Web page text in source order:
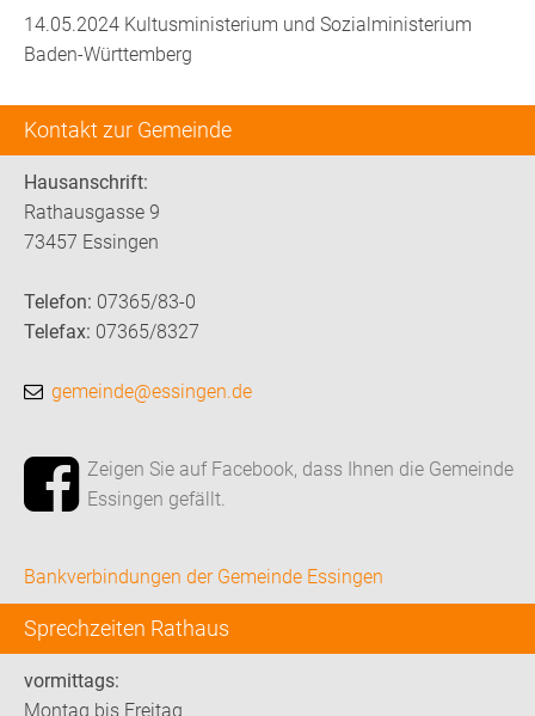
Kontakt zur Gemeinde
Hausanschrift:
Rathausgasse 9
73457 Essingen
Telefon: 07365/83-0
Telefax: 07365/8327
gemeinde@essingen.de
Zeigen Sie auf Facebook, dass Ihnen die Gemeinde
Essingen gefällt.
Bankverbindungen der Gemeinde Essingen
Sprechzeiten Rathaus
vormittags:
Montag bis Freitag
14.05.2024 Kultusministerium und Sozialministerium
Baden-Württemberg